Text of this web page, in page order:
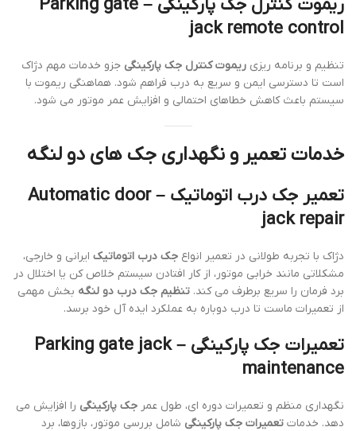
ریموت کنترل جک پارکینگی – Parking gate
jack remote control
تنظیم و برنامه ریزی ریموت کنترل جک پارکینگی جزو خدمات مهم دژاک
است تا دسترسی ایمن و سریع به درب فراهم شود. هماهنگی ریموت با
سیستم باعث کاهش خطاهای احتمالی و افزایش عمر موتور می شود.
خدمات تعمیر و نگهداری جک های دو لنگه
تعمیر جک درب اتوماتیک – Automatic door
jack repair
دژاک با تجربه طولانی در تعمیر انواع جک درب اتوماتیک ایرانی و خارجی،
مشکلاتی مانند خرابی موتور، از کار افتادن سیستم خلاص کن یا اختلال در
برد فرمان را سریع برطرف می کند. تنظیم جک درب دو لنگه بخش مهمی
از تعمیرات ماست تا درب دوباره به عملکرد ایده آل خود برسد.
تعمیرات جک پارکینگی – Parking gate jack
maintenance
نگهداری منظم و تعمیرات دوره ای، طول عمر جک پارکینگی را افزایش می
دهد. خدمات تعمیرات جک پارکینگی شامل بررسی موتور، بازوها، برد